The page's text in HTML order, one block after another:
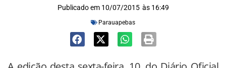
Publicado em 10/07/2015 às 16:49
Parauapebas